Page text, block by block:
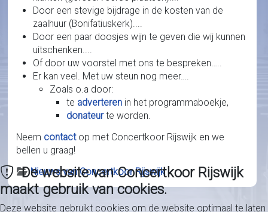
Door een stevige bijdrage in de kosten van de
zaalhuur (Bonifatiuskerk)....
Door een paar doosjes wijn te geven die wij kunnen
uitschenken....
Of door uw voorstel met ons te bespreken…..
Er kan veel. Met uw steun nog meer….
Zoals o.a door:
te adverterenin het programmaboekje,
donateurte worden.
Neem contactop met Concertkoor Rijswijk en we
bellen u graag!
DetailsNieuws van Concertkoor Rijswijk
De website van Concertkoor Rijswijk
maakt gebruik van cookies.
Deze website gebruikt cookies om de website optimaal te laten